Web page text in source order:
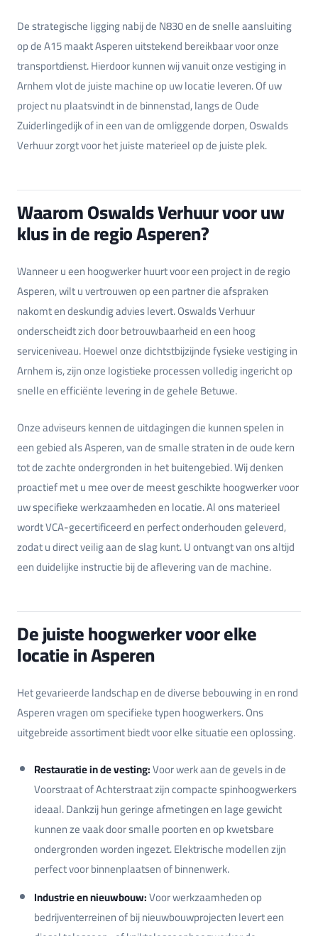
De strategische ligging nabij de N830 en de snelle aansluiting
op de A15 maakt Asperen uitstekend bereikbaar voor onze
transportdienst. Hierdoor kunnen wij vanuit onze vestiging in
Arnhem vlot de juiste machine op uw locatie leveren. Of uw
project nu plaatsvindt in de binnenstad, langs de Oude
Zuiderlingedijk of in een van de omliggende dorpen, Oswalds
Verhuur zorgt voor het juiste materieel op de juiste plek.
Waarom Oswalds Verhuur voor uw
klus in de regio Asperen?
Wanneer u een hoogwerker huurt voor een project in de regio
Asperen, wilt u vertrouwen op een partner die afspraken
nakomt en deskundig advies levert. Oswalds Verhuur
onderscheidt zich door betrouwbaarheid en een hoog
serviceniveau. Hoewel onze dichtstbijzijnde fysieke vestiging in
Arnhem is, zijn onze logistieke processen volledig ingericht op
snelle en efficiënte levering in de gehele Betuwe.
Onze adviseurs kennen de uitdagingen die kunnen spelen in
een gebied als Asperen, van de smalle straten in de oude kern
tot de zachte ondergronden in het buitengebied. Wij denken
proactief met u mee over de meest geschikte hoogwerker voor
uw specifieke werkzaamheden en locatie. Al ons materieel
wordt VCA-gecertificeerd en perfect onderhouden geleverd,
zodat u direct veilig aan de slag kunt. U ontvangt van ons altijd
een duidelijke instructie bij de aflevering van de machine.
De juiste hoogwerker voor elke
locatie in Asperen
Het gevarieerde landschap en de diverse bebouwing in en rond
Asperen vragen om specifieke typen hoogwerkers. Ons
uitgebreide assortiment biedt voor elke situatie een oplossing.
Restauratie in de vesting:Voor werk aan de gevels in de
Voorstraat of Achterstraat zijn compacte spinhoogwerkers
ideaal. Dankzij hun geringe afmetingen en lage gewicht
kunnen ze vaak door smalle poorten en op kwetsbare
ondergronden worden ingezet. Elektrische modellen zijn
perfect voor binnenplaatsen of binnenwerk.
Industrie en nieuwbouw:Voor werkzaamheden op
bedrijventerreinen of bij nieuwbouwprojecten levert een